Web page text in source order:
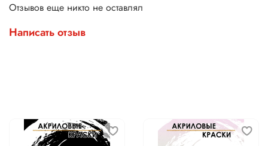
Отзывов еще никто не оставлял
Написать отзыв